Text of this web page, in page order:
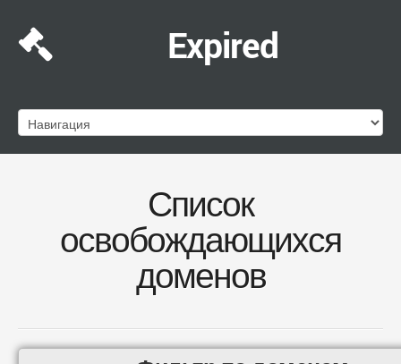
Expired
Список
освобождающихся
доменов